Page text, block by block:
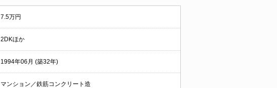
7.5万円
2DKほか
1994年06月 (築32年)
マンション／鉄筋コンクリート造